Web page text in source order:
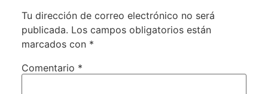
Tu dirección de correo electrónico no será
publicada. Los campos obligatorios están
marcados con *
Comentario *